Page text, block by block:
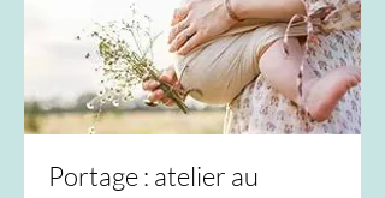
Portage : atelier au